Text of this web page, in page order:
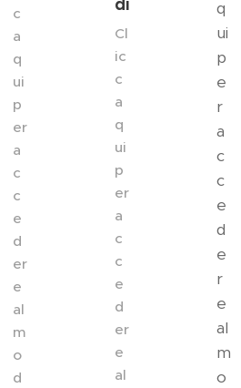
c
a
q
ui
p
er
a
c
c
e
d
er
e
al
m
o
d
Cl
ic
c
a
q
ui
p
er
a
c
c
e
d
er
e
al
q
ui
p
e
r
a
c
c
e
d
e
r
e
al
m
o